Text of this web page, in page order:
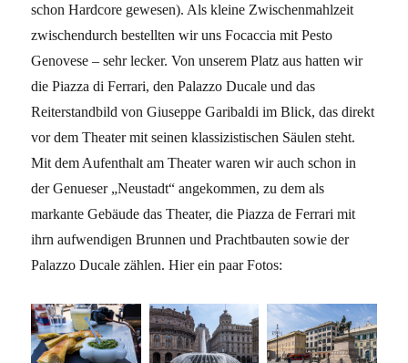
schon Hardcore gewesen). Als kleine Zwischenmahlzeit
zwischendurch bestellten wir uns Focaccia mit Pesto
Genovese – sehr lecker. Von unserem Platz aus hatten wir
die Piazza di Ferrari, den Palazzo Ducale und das
Reiterstandbild von Giuseppe Garibaldi im Blick, das direkt
vor dem Theater mit seinen klassizistischen Säulen steht.
Mit dem Aufenthalt am Theater waren wir auch schon in
der Genueser „Neustadt“ angekommen, zu dem als
markante Gebäude das Theater, die Piazza de Ferrari mit
ihrn aufwendigen Brunnen und Prachtbauten sowie der
Palazzo Ducale zählen. Hier ein paar Fotos: